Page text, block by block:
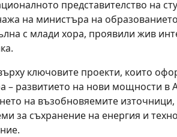
представителство на
на министъра на
с млади хора, проявили жив
ключовите проекти, които
– развитието на нови мощности в
на възобновяемите източници,
за съхранение на енергия и